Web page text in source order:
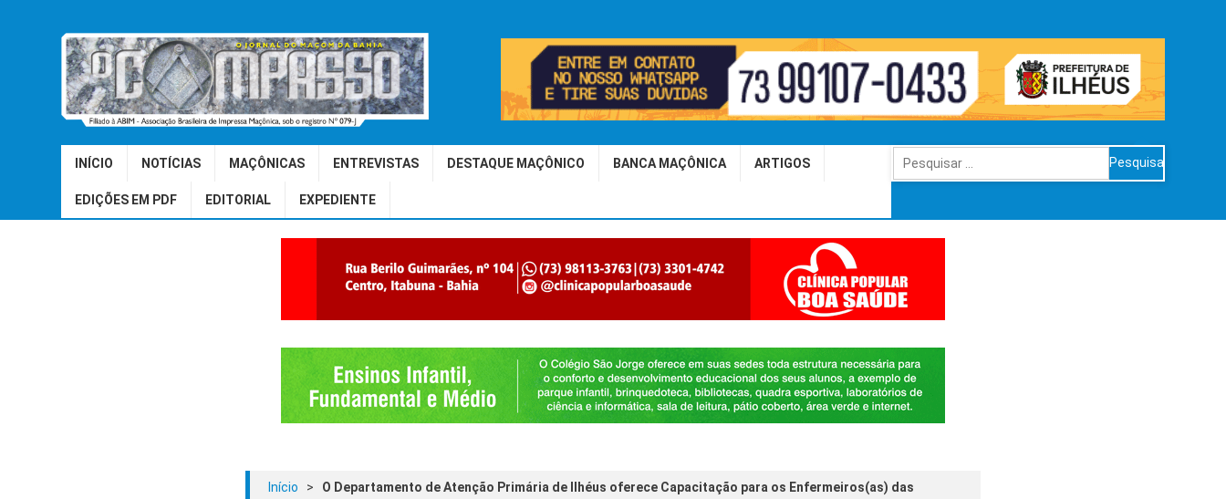
INÍCIO NOTÍCIAS MAÇÔNICAS ENTREVISTAS DESTAQUE MAÇÔNICO BANCA MAÇÔNICA ARTIGOS
EDIÇÕES EM PDF EDITORIAL EXPEDIENTE
Pesquisar
por:
Início >
O Departamento de Atenção Primária de Ilhéus oferece Capacitação para os Enfermeiros(as) das